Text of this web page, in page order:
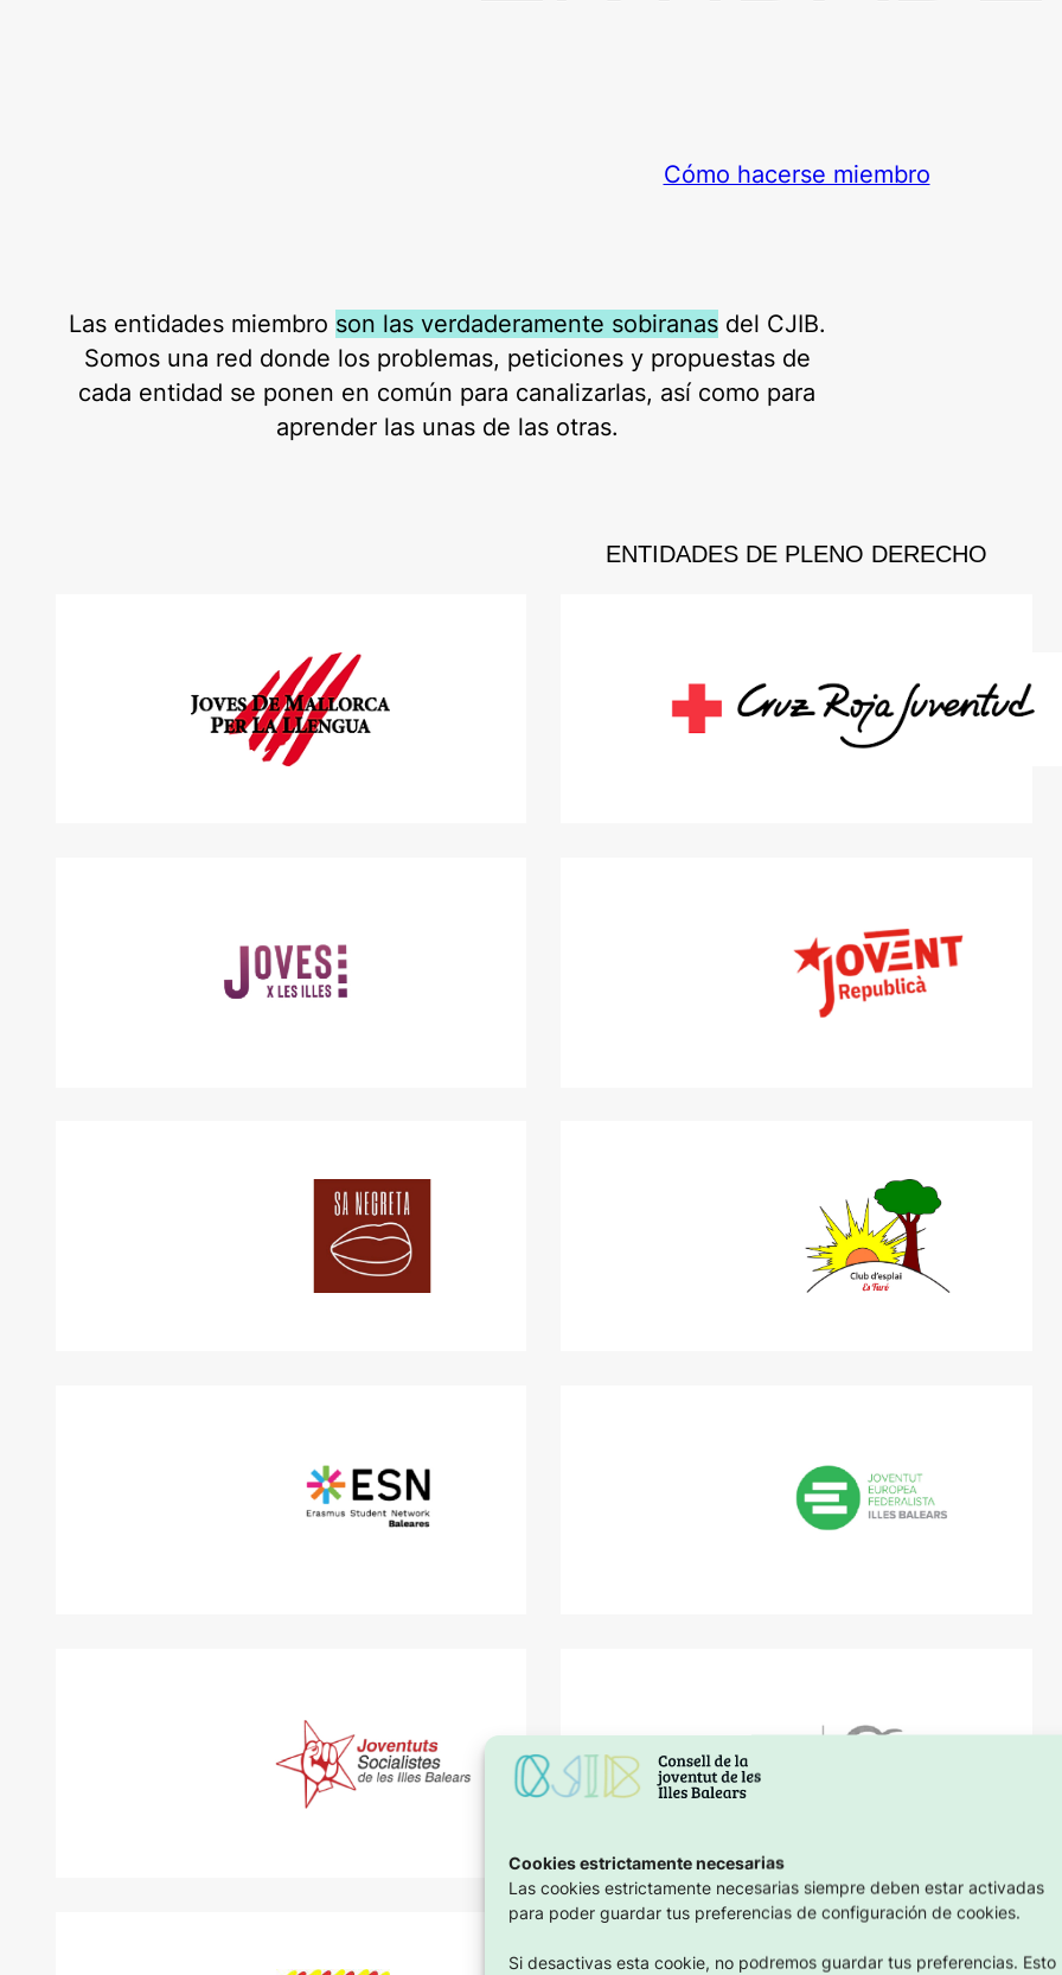
Cookies estrictamente necesarias
Las cookies estrictamente necesarias siempre deben estar activadas
para poder guardar tus preferencias de configuración de cookies.
Si desactivas esta cookie, no podremos guardar tus preferencias. Esto
Cómo hacerse miembro
Las entidades miembro son las verdaderamente sobiranasdel CJIB.
Somos una red donde los problemas, peticiones y propuestas de
cada entidad se ponen en común para canalizarlas, así como para
aprender las unas de las otras.
ENTIDADES DE PLENO DERECHO